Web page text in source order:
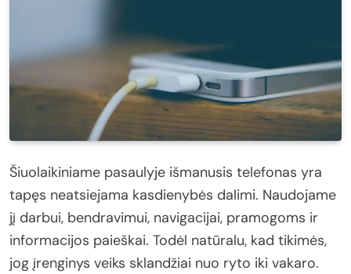
Šiuolaikiniame pasaulyje išmanusis telefonas yra
tapęs neatsiejama kasdienybės dalimi. Naudojame
jį darbui, bendravimui, navigacijai, pramogoms ir
informacijos paieškai. Todėl natūralu, kad tikimės,
jog įrenginys veiks sklandžiai nuo ryto iki vakaro.